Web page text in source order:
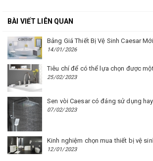
BÀI VIẾT LIÊN QUAN
14/01/2026
25/02/2023
Sen vòi Caesar có đáng sử dụng
07/02/2023
12/01/2023